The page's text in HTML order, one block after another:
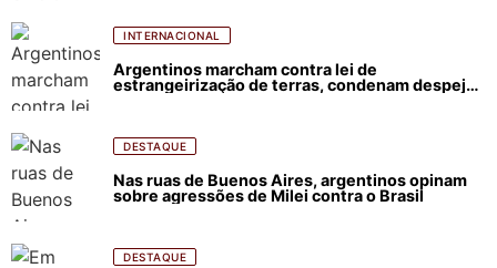
INTERNACIONAL
Argentinos marcham contra lei de
estrangeirização de terras, condenam despejos
DESTAQUE
Nas ruas de Buenos Aires, argentinos opinam
sobre agressões de Milei contra o Brasil
DESTAQUE